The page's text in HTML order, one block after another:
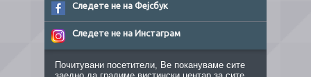
Следете не на Фејсбук
Следете не на Инстаграм
Почитувани посетители, Ве покануваме сите